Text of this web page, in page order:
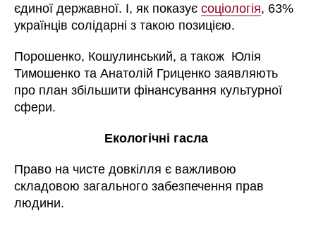
єдиної державної. І, як показуєсоціологія, 63%
українців солідарні з такою позицією.
Порошенко, Кошулинський, а також Юлія
Тимошенко та Анатолій Гриценко заявляють
про план збільшити фінансування культурної
сфери.
Екологічні гасла
Право на чисте довкілля є важливою
складовою загального забезпечення прав
людини.